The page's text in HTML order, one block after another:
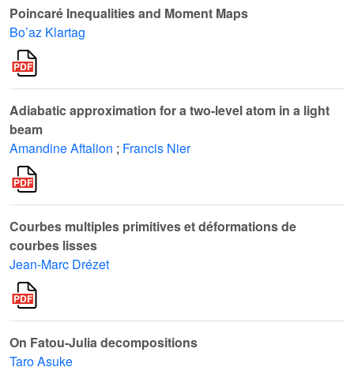
Poincaré Inequalities and Moment Maps
Bo’az Klartag
Adiabatic approximation for a two-level atom in a light
beam
Amandine Aftalion ; Francis Nier
Courbes multiples primitives et déformations de
courbes lisses
Jean-Marc Drézet
On Fatou-Julia decompositions
Taro Asuke